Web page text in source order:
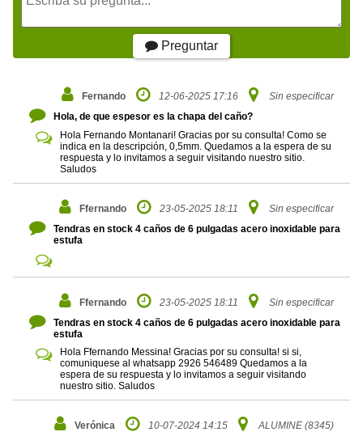
Preguntar
Fernando 12-06-2025 17:16
Sin especificar
Hola, de que espesor es la chapa del caño?
Hola Fernando Montanari! Gracias por su consulta! Como se
indica en la descripción, 0,5mm. Quedamos a la espera de su
respuesta y lo invitamos a seguir visitando nuestro sitio.
Saludos
Ffernando 23-05-2025 18:11
Sin especificar
Tendras en stock 4 caños de 6 pulgadas acero inoxidable para
estufa
Ffernando 23-05-2025 18:11
Sin especificar
Tendras en stock 4 caños de 6 pulgadas acero inoxidable para
estufa
Hola Ffernando Messina! Gracias por su consulta! si si,
comuniquese al whatsapp 2926 546489 Quedamos a la
espera de su respuesta y lo invitamos a seguir visitando
nuestro sitio. Saludos
Verónica 10-07-2024 14:15
ALUMINE (8345)